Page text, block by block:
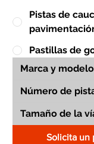
Pistas de
Pastillas de
Solicita un